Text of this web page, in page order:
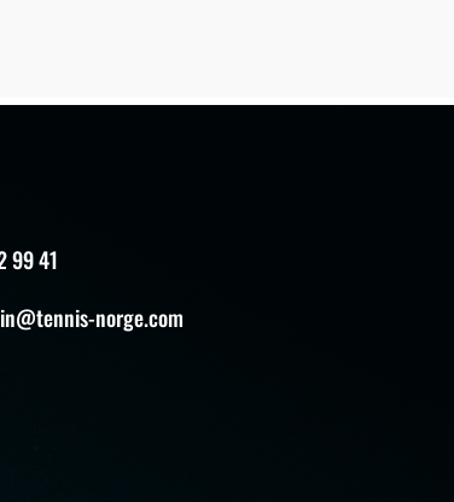
99 41
norge.com